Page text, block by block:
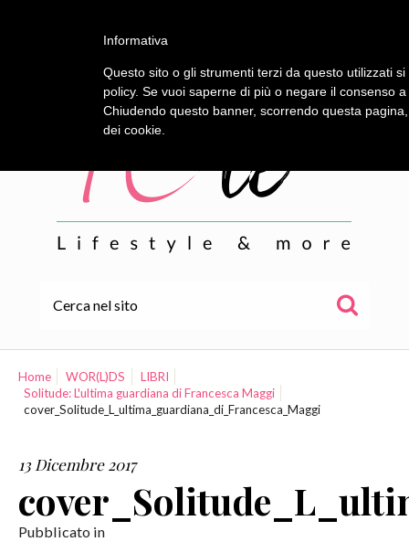
WOR(L)DS
COLLABORAZIONI
Home WOR(L)DS
LIBRI
Solitude: L'ultima guardiana di Francesca Maggi
cover_Solitude_L_ultima_guardiana_di_Francesca_Maggi
13 Dicembre 2017
Pubblicato in
Informativa
Questo sito o gli strumenti terzi da questo utilizzati
policy. Se vuoi saperne di più o negare il consenso
Chiudendo questo banner, scorrendo questa
dei cookie.